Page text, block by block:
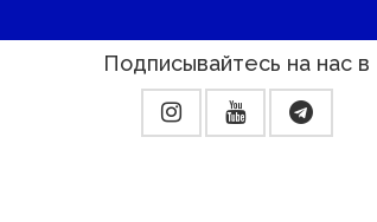
Подписывайтесь на нас в